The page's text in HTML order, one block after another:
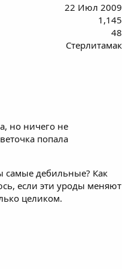
22 Июл 2009
1,145
48
Стерлитамак
но ничего не
попала
самые дебильные? Как
если эти уроды меняют
целиком.